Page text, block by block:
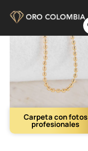
Carpeta con fotos
profesionales